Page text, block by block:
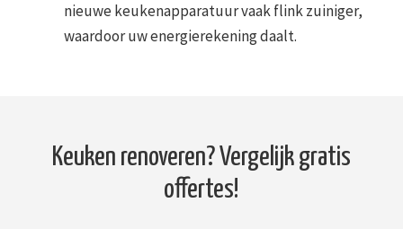
nieuwe keukenapparatuur vaak flink zuiniger,
waardoor uw energierekening daalt.
Keuken renoveren? Vergelijk gratis
offertes!